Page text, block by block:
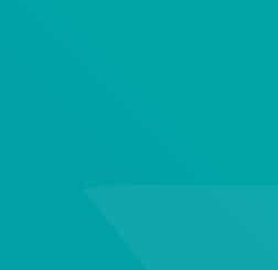
hozzánk
Adja meg adatait a
kollégáink felveszik